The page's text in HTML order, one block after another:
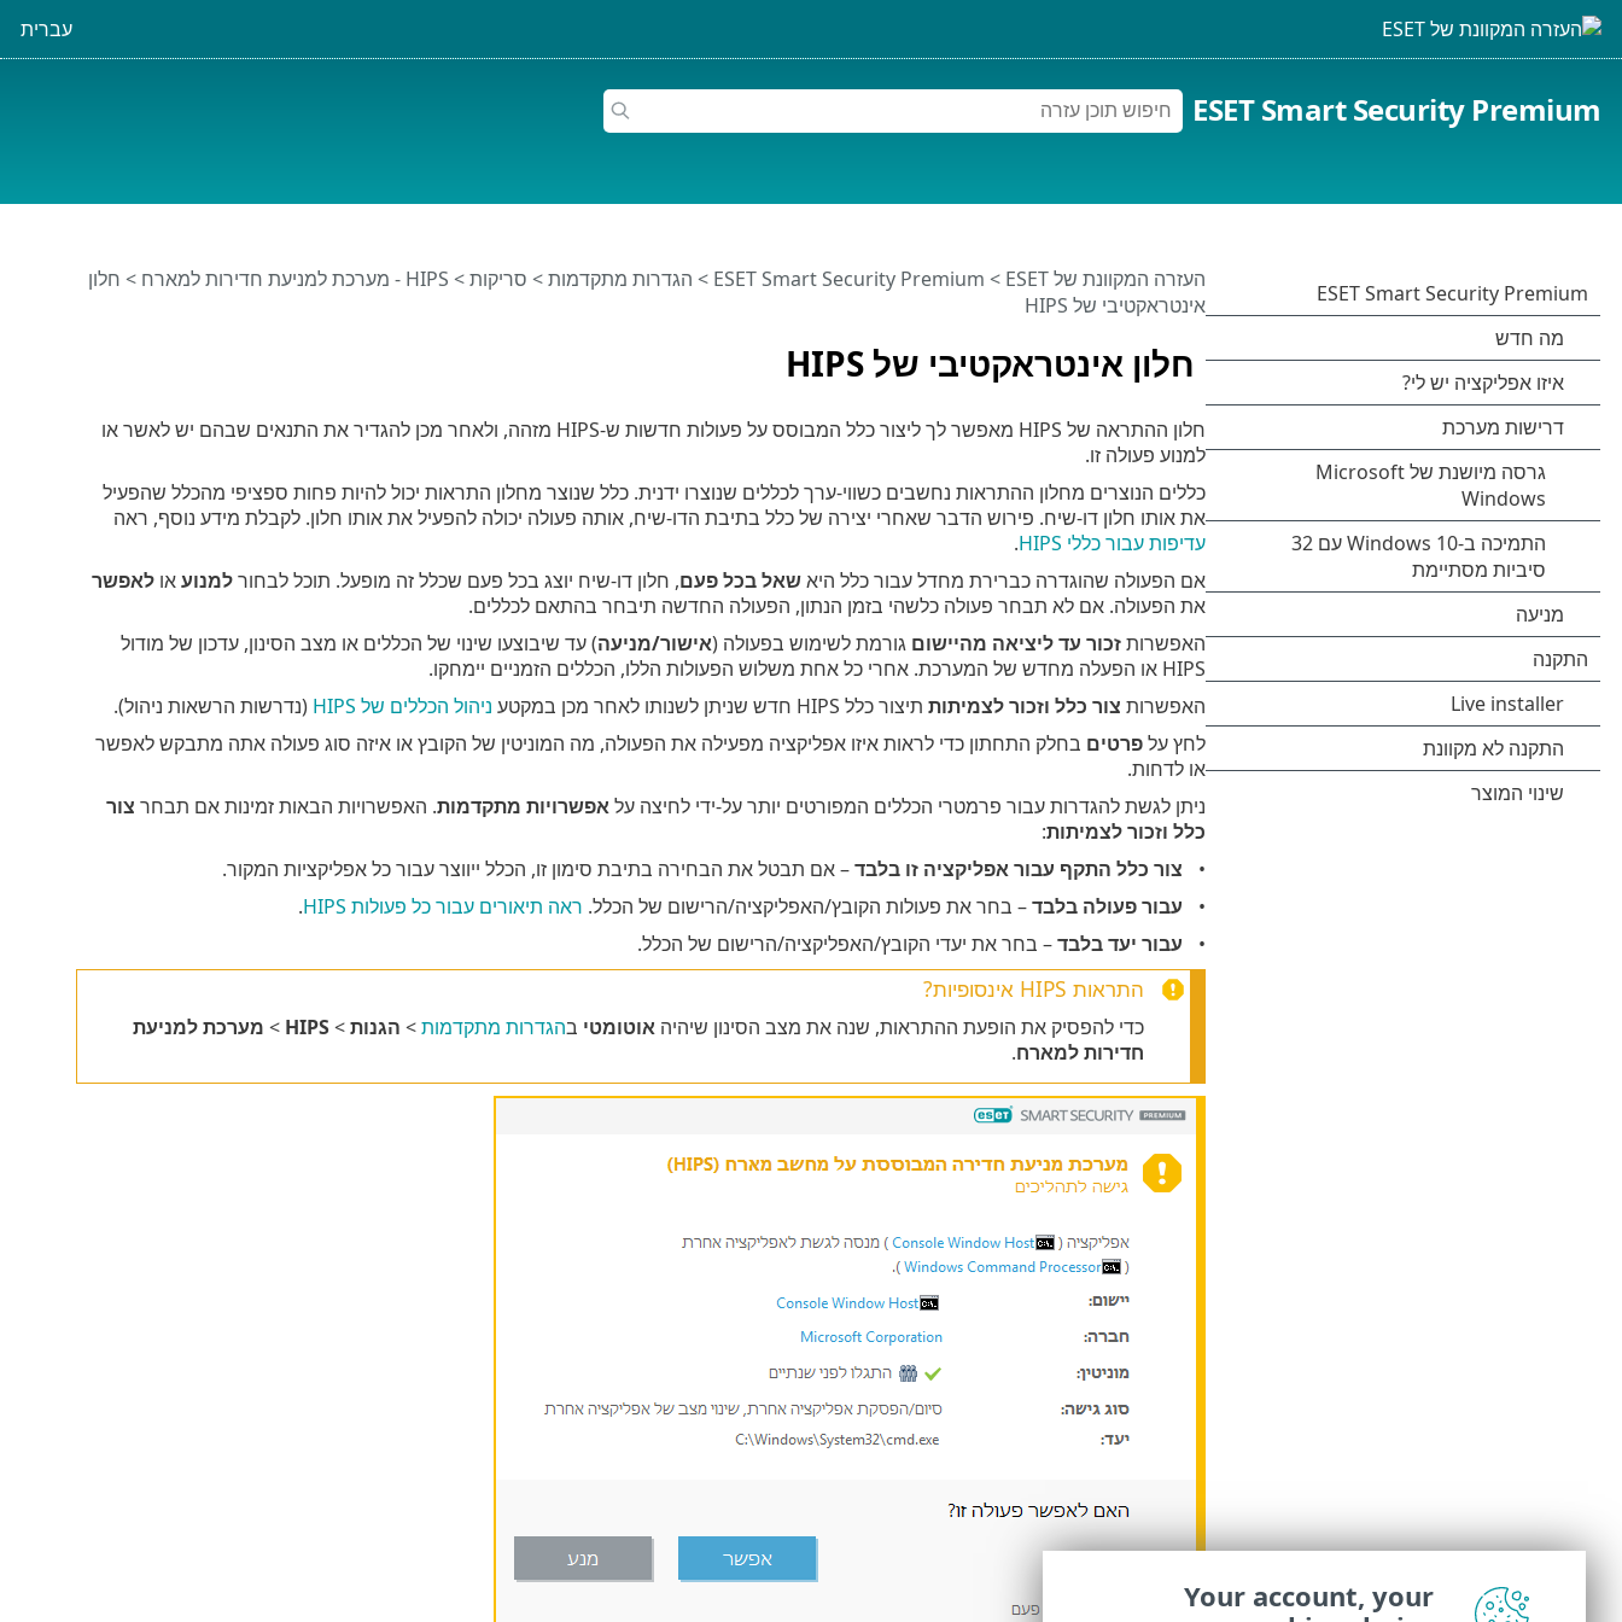
עברית
ESET Smart Security Premium
חלון אינטראקטיבי של HIPS
העזרה המקוונת של ESET >
ESET Smart Security Premium
> הגדרות מתקדמות> סריקות> HIPS - מערכת למניעת חדירות למארח
> חלון
אינטראקטיבי של HIPS
חלון ההתראה של HIPS מאפשר לך ליצור כלל המבוסס על פעולות חדשות ש-HIPS מזהה, ולאחר מכן להגדיר את התנאים שבהם יש לאשר או
למנוע פעולה זו.
כללים הנוצרים מחלון ההתראות נחשבים כשווי-ערך לכללים שנוצרו ידנית. כלל שנוצר מחלון התראות יכול להיות פחות ספציפי מהכלל שהפעיל
את אותו חלון דו-שיח. פירוש הדבר שאחרי יצירה של כלל בתיבת הדו-שיח, אותה פעולה יכולה להפעיל את אותו חלון. לקבלת מידע נוסף, ראה
עדיפות עבור כללי HIPS
.
אם הפעולה שהוגדרה כברירת מחדל עבור כלל היאשאל בכל פעם, חלון דו-שיח יוצג בכל פעם שכלל זה מופעל. תוכל לבחורלמנועאו לאפשר
את הפעולה. אם לא תבחר פעולה כלשהי בזמן הנתון, הפעולה החדשה תיבחר בהתאם לכללים.
האפשרותזכור עד ליציאה מהיישום גורמת לשימוש בפעולה (אישור/מניעה) עד שיבוצעו שינוי של הכללים או מצב הסינון, עדכון של מודול
HIPS או הפעלה מחדש של המערכת. אחרי כל אחת משלוש הפעולות הללו, הכללים הזמניים יימחקו.
האפשרות צור כלל וזכור לצמיתותתיצור כלל HIPS חדש שניתן לשנותו לאחר מכן במקטע ניהול הכללים של HIPS
(נדרשות הרשאות ניהול).
לחץ עלפרטים בחלק התחתון כדי לראות איזו אפליקציה מפעילה את הפעולה, מה המוניטין של הקובץ או איזה סוג פעולה אתה מתבקש לאפשר
או לדחות.
ניתן לגשת להגדרות עבור פרמטרי הכללים המפורטים יותר על-ידי לחיצה עלאפשרויות מתקדמות. האפשרויות הבאות זמינות אם תבחר צור
כלל וזכור לצמיתות:
צור כלל התקף עבור אפליקציה זו בלבד– אם תבטל את הבחירה בתיבת סימון זו, הכלל ייווצר עבור כל אפליקציות המקור.
עבור פעולה בלבד– בחר את פעולות הקובץ/האפליקציה/הרישום של הכלל. ראה תיאורים עבור כל פעולות HIPS
.
עבור יעד בלבד– בחר את יעדי הקובץ/האפליקציה/הרישום של הכלל.
התראות HIPS אינסופיות?
כדי להפסיק את הופעת ההתראות, שנה את מצב הסינון שיהיה אוטומטי בהגדרות מתקדמות> הגנות>
HIPS
> מערכת למניעת
חדירות למארח.
Your account, your